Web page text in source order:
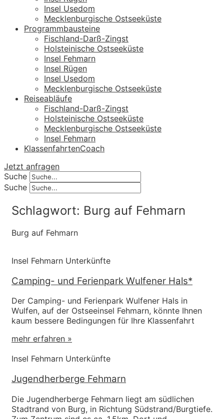
Insel Usedom
Mecklenburgische Ostseeküste
Programmbausteine
Fischland-Darß-Zingst
Holsteinische Ostseeküste
Insel Fehmarn
Insel Rügen
Insel Usedom
Mecklenburgische Ostseeküste
Reiseabläufe
Fischland-Darß-Zingst
Holsteinische Ostseeküste
Mecklenburgische Ostseeküste
Insel Fehmarn
KlassenfahrtenCoach
Jetzt anfragen
Suche
Suche
Schlagwort: Burg auf Fehmarn
Burg auf Fehmarn
Insel Fehmarn Unterkünfte
Camping- und Ferienpark Wulfener Hals*
Der Camping- und Ferienpark Wulfener Hals in
Wulfen, auf der Ostseeinsel Fehmarn, könnte Ihnen
kaum bessere Bedingungen für Ihre Klassenfahrt
mehr erfahren »
Insel Fehmarn Unterkünfte
Jugendherberge Fehmarn
Die Jugendherberge Fehmarn liegt am südlichen
Stadtrand von Burg, in Richtung Südstrand/Burgtiefe.